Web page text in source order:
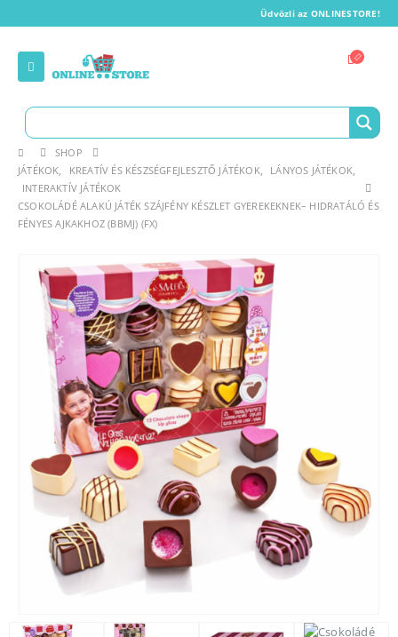
Üdvözli az ONLINESTORE!
SHOP
JÁTÉKOK, KREATÍV ÉS KÉSZSÉGFEJLESZTŐ JÁTÉKOK, LÁNYOS JÁTÉKOK,
INTERAKTÍV JÁTÉKOK
CSOKOLÁDÉ ALAKÚ JÁTÉK SZÁJFÉNY KÉSZLET GYEREKEKNEK– HIDRATÁLÓ ÉS
FÉNYES AJKAKHOZ (BBMJ) (FX)